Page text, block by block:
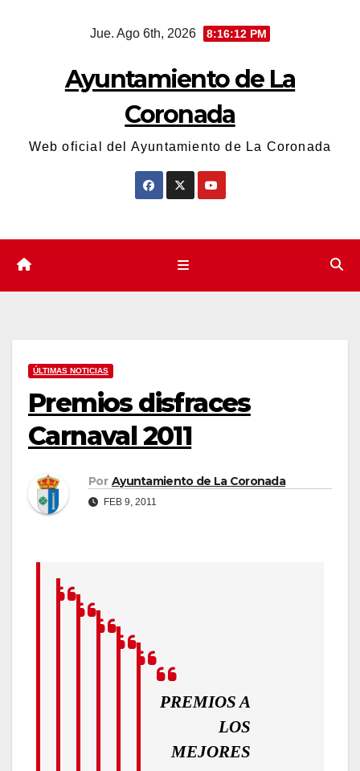
Jue. Ago 6th, 2026 8:16:13 PM
Ayuntamiento de La
Coronada
Web oficial del Ayuntamiento de La Coronada
ÚLTIMAS NOTICIAS
Premios disfraces
Carnaval 2011
Por Ayuntamiento de La Coronada
FEB 9, 2011
PREMIOS A
LOS
MEJORES